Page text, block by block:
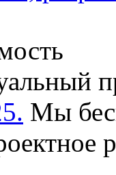
Мы